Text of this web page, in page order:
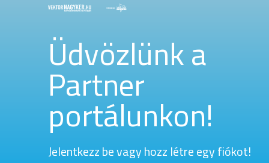
Üdvözlünk a
Partner
portálunkon!
Jelentkezz be vagy hozz létre egy fiókot!